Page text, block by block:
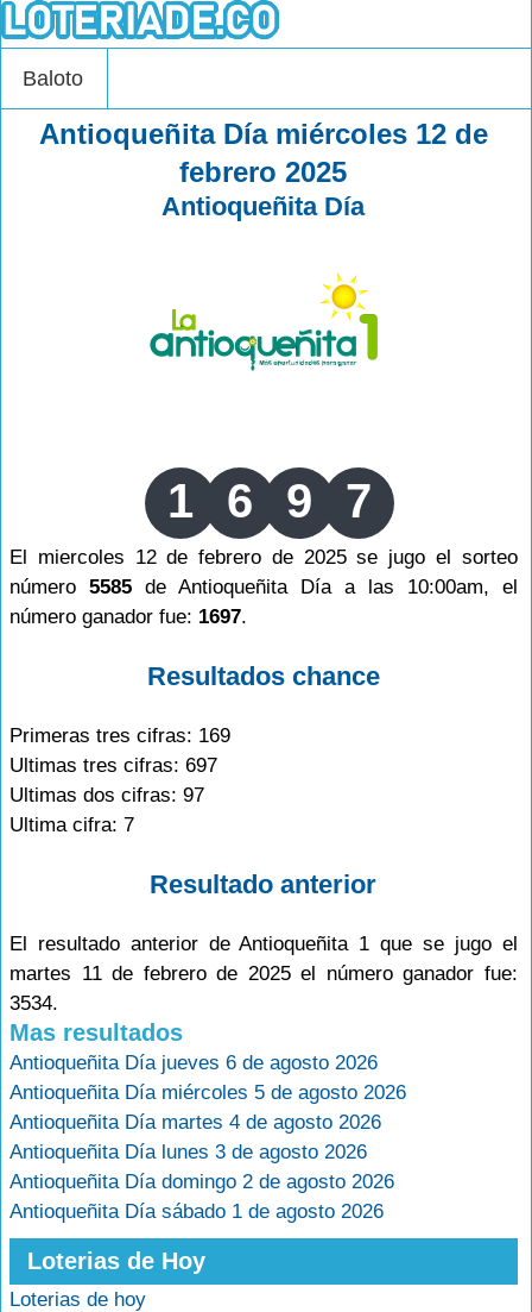
Baloto
Antioqueñita Día miércoles 12 de
febrero 2025
Antioqueñita Día
1 6 9 7
El miercoles 12 de febrero de 2025 se jugo el sorteo
número 5585de Antioqueñita Día a las 10:00am, el
número ganador fue: 1697.
Resultados chance
Primeras tres cifras: 169
Ultimas tres cifras: 697
Ultimas dos cifras: 97
Ultima cifra: 7
Resultado anterior
El resultado anterior de Antioqueñita 1 que se jugo el
martes 11 de febrero de 2025 el número ganador fue:
3534.
Mas resultados
Antioqueñita Día jueves 6 de agosto 2026
Antioqueñita Día miércoles 5 de agosto 2026
Antioqueñita Día martes 4 de agosto 2026
Antioqueñita Día lunes 3 de agosto 2026
Antioqueñita Día domingo 2 de agosto 2026
Antioqueñita Día sábado 1 de agosto 2026
Loterias de Hoy
Loterias de hoy